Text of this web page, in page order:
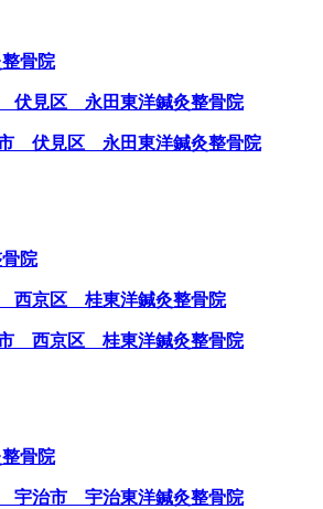
骨院
伏見区 永田東洋鍼灸整骨院
伏見区 永田東洋鍼灸整骨院
院
西京区 桂東洋鍼灸整骨院
西京区 桂東洋鍼灸整骨院
骨院
宇治市 宇治東洋鍼灸整骨院